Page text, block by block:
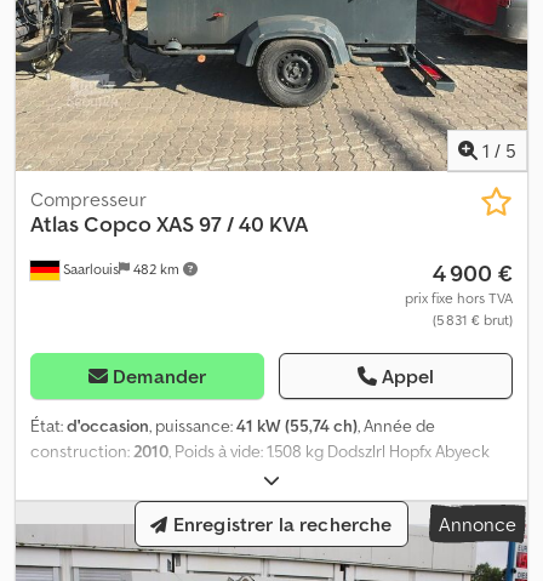
1 / 5
Saarlouis 482 km
Compresseur
Atlas CopcoXAS 97 / 40 KVA
4 900 €
prix fixe hors TVA
(5 831 € brut)
Demander Appel
État:d'occasion, puissance:41 kW (55,74 ch), Année de
construction:2010, Poids à vide: 1.508 kg Dodszlrl Hopfx Abyeck
Annonce
Enregistrer la recherche